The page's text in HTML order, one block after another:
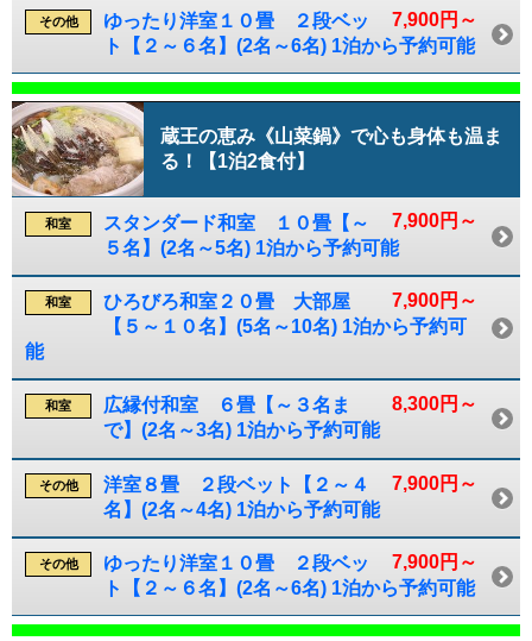
7,900円～
その他
ゆったり洋室１０畳 ２段ベッ
ト【２～６名】(2名～6名) 1泊から予約可能
蔵王の恵み《山菜鍋》で心も身体も温ま
る！【1泊2食付】
7,900円～
和室
スタンダード和室 １０畳【～
５名】(2名～5名) 1泊から予約可能
7,900円～
和室
ひろびろ和室２０畳 大部屋
【５～１０名】(5名～10名) 1泊から予約可
能
8,300円～
和室
広縁付和室 ６畳【～３名ま
で】(2名～3名) 1泊から予約可能
7,900円～
その他
洋室８畳 ２段ベット【２～４
名】(2名～4名) 1泊から予約可能
7,900円～
その他
ゆったり洋室１０畳 ２段ベッ
ト【２～６名】(2名～6名) 1泊から予約可能